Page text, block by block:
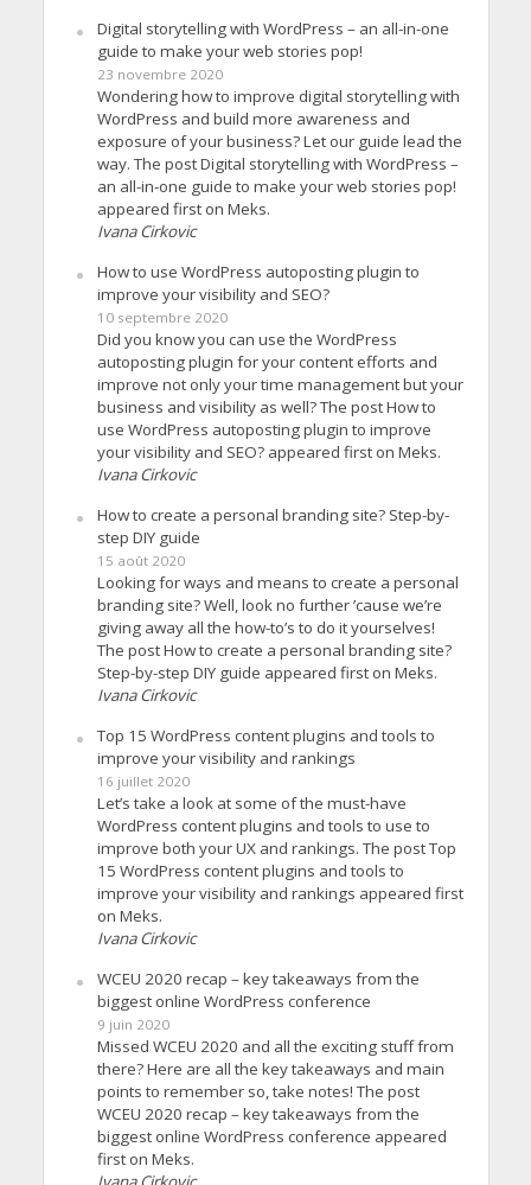
Digital storytelling with WordPress – an all-in-one
guide to make your web stories pop!
23 novembre 2020
Wondering how to improve digital storytelling with
WordPress and build more awareness and
exposure of your business? Let our guide lead the
way. The post Digital storytelling with WordPress –
an all-in-one guide to make your web stories pop!
appeared first on Meks.
Ivana Cirkovic
How to use WordPress autoposting plugin to
improve your visibility and SEO?
10 septembre 2020
Did you know you can use the WordPress
autoposting plugin for your content efforts and
improve not only your time management but your
business and visibility as well? The post How to
use WordPress autoposting plugin to improve
your visibility and SEO? appeared first on Meks.
Ivana Cirkovic
How to create a personal branding site? Step-by-
step DIY guide
15 août 2020
Looking for ways and means to create a personal
branding site? Well, look no further ’cause we’re
giving away all the how-to’s to do it yourselves!
The post How to create a personal branding site?
Step-by-step DIY guide appeared first on Meks.
Ivana Cirkovic
Top 15 WordPress content plugins and tools to
improve your visibility and rankings
16 juillet 2020
Let’s take a look at some of the must-have
WordPress content plugins and tools to use to
improve both your UX and rankings. The post Top
15 WordPress content plugins and tools to
improve your visibility and rankings appeared first
on Meks.
Ivana Cirkovic
WCEU 2020 recap – key takeaways from the
biggest online WordPress conference
9 juin 2020
Missed WCEU 2020 and all the exciting stuff from
there? Here are all the key takeaways and main
points to remember so, take notes! The post
WCEU 2020 recap – key takeaways from the
biggest online WordPress conference appeared
first on Meks.